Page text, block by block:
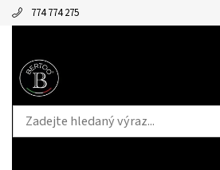
774 774 275